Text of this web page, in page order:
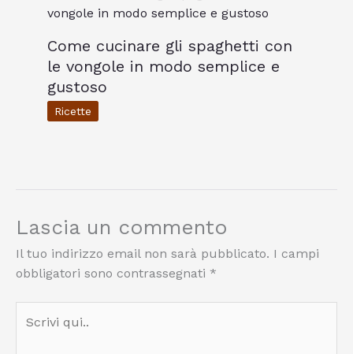
Come cucinare gli spaghetti con
le vongole in modo semplice e
gustoso
Ricette
Lascia un commento
Il tuo indirizzo email non sarà pubblicato. I campi
obbligatori sono contrassegnati *
qui..